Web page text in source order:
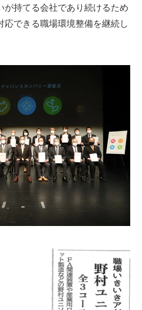
が持てる会社であり続けるため
応できる職場環境整備を継続し